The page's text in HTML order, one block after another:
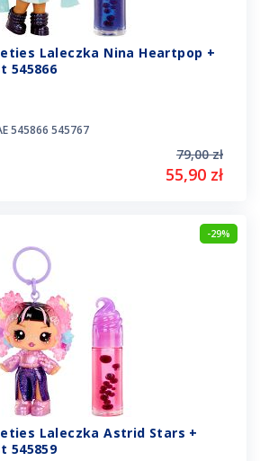
Laleczka Nina Heartpop +
545866
545866 545767
79,00 zł
55,90 zł
-29%
Laleczka Astrid Stars +
545859